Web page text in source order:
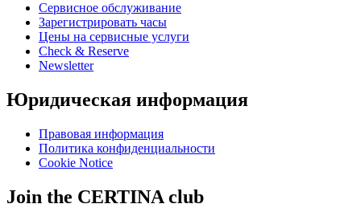
Сервисное обслуживание
Зарегистрировать часы
Цены на сервисные услуги
Check & Reserve
Newsletter
Юридическая информация
Правовая информация
Политика конфиденциальности
Cookie Notice
Join the CERTINA club